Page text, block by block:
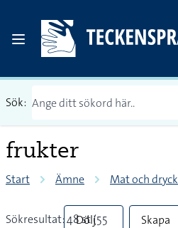
Sök:
frukter
Start Ämne Mat och dryck
Sökresultat: 48 st (55
Dölj
Skapa